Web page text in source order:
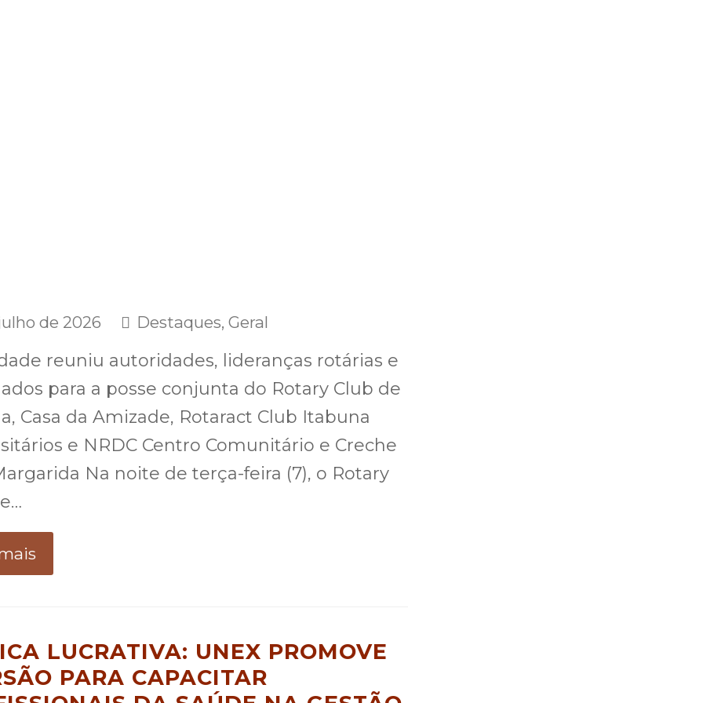
de 2026 Destaques, Geral
reuniu autoridades, lideranças rotárias e
para a posse conjunta do Rotary Club de
Casa da Amizade, Rotaract Club Itabuna
e NRDC Centro Comunitário e Creche
Na noite de terça-feira (7), o Rotary
LUCRATIVA: UNEX PROMOVE
PARA CAPACITAR